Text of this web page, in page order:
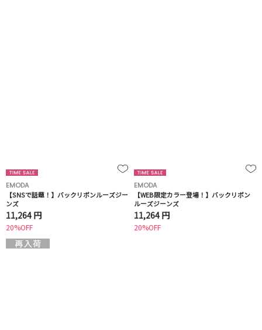
EMODA
【SNSで話題！】バックリボンルーズジー
ンズ
11,264 円
20%OFF
EMODA
【WEB限定カラー登場！】バックリボン
ルーズジーンズ
11,264 円
20%OFF